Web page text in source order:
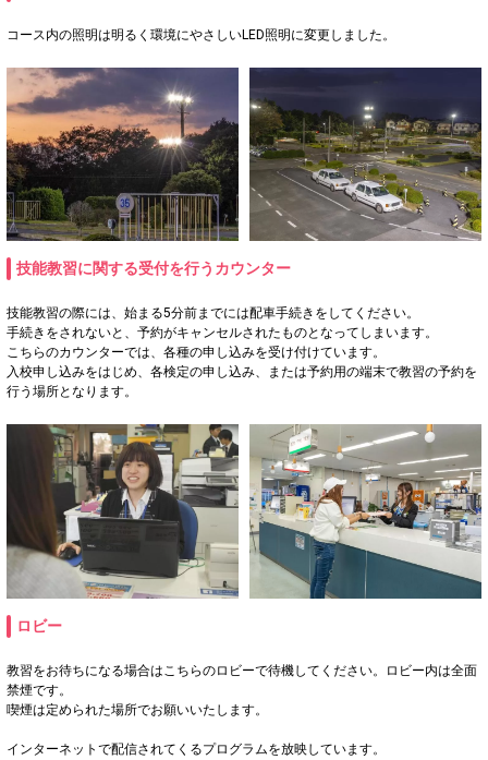
コース内の照明は明るく環境にやさしいLED照明に変更しました。
技能教習に関する受付を行うカウンター
技能教習の際には、始まる5分前までには配車手続きをしてください。
手続きをされないと、予約がキャンセルされたものとなってしまいます。
こちらのカウンターでは、各種の申し込みを受け付けています。
入校申し込みをはじめ、各検定の申し込み、または予約用の端末で教習の予約を
行う場所となります。
ロビー
教習をお待ちになる場合はこちらのロビーで待機してください。ロビー内は全面
禁煙です。
喫煙は定められた場所でお願いいたします。
インターネットで配信されてくるプログラムを放映しています。